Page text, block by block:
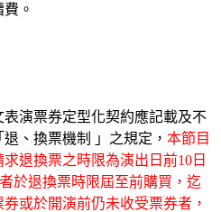
。
演票券定型化契約應記載及不
、換票機制 」之規定， 本節目
退換票之時限為演出日前10日
於退換票時限屆至前購買，迄
或於開演前仍未收受票券者，